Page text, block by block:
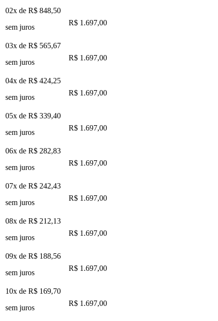
02x de R$ 848,50
sem juros
R$ 1.697,00
03x de R$ 565,67
sem juros
R$ 1.697,00
04x de R$ 424,25
sem juros
R$ 1.697,00
05x de R$ 339,40
sem juros
R$ 1.697,00
06x de R$ 282,83
sem juros
R$ 1.697,00
07x de R$ 242,43
sem juros
R$ 1.697,00
08x de R$ 212,13
sem juros
R$ 1.697,00
09x de R$ 188,56
sem juros
R$ 1.697,00
10x de R$ 169,70
sem juros
R$ 1.697,00